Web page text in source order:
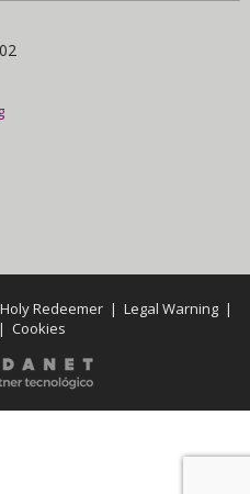
Redeemer | Legal Warning|
Cookies